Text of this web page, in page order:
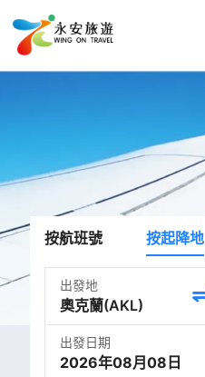
按航班號 按起降地
出發地
出發日期
2026年08月08日